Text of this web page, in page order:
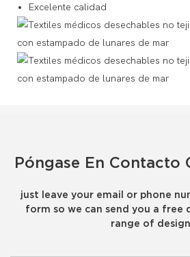
Excelente calidad
Póngase En Contacto
just leave your email or phone
form so we can send you a free
range of